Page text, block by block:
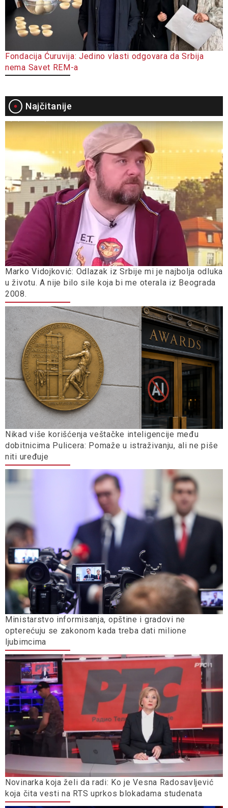
Fondacija Ćuruvija: Jedino vlasti odgovara da Srbija
nema Savet REM-a
Najčitanije
Marko Vidojković: Odlazak iz Srbije mi je najbolja odluka
u životu. A nije bilo sile koja bi me oterala iz Beograda
2008.
Nikad više korišćenja veštačke inteligencije među
dobitnicima Pulicera: Pomaže u istraživanju, ali ne piše
niti uređuje
Ministarstvo informisanja, opštine i gradovi ne
opterećuju se zakonom kada treba dati milione
ljubimcima
Novinarka koja želi da radi: Ko je Vesna Radosavljević
koja čita vesti na RTS uprkos blokadama studenata